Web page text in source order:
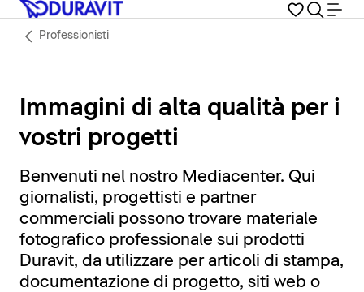
Professionisti
Immagini di alta qualità per i
vostri progetti
Benvenuti nel nostro Mediacenter. Qui
giornalisti, progettisti e partner
commerciali possono trovare materiale
fotografico professionale sui prodotti
Duravit, da utilizzare per articoli di stampa,
documentazione di progetto, siti web o